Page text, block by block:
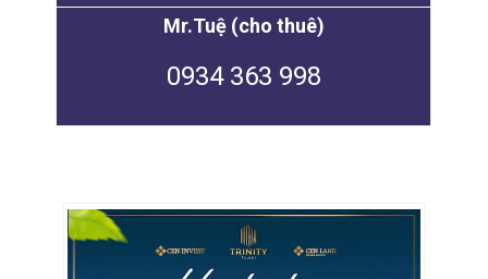
Mr.Tuệ (cho thuê)
0934 363 998